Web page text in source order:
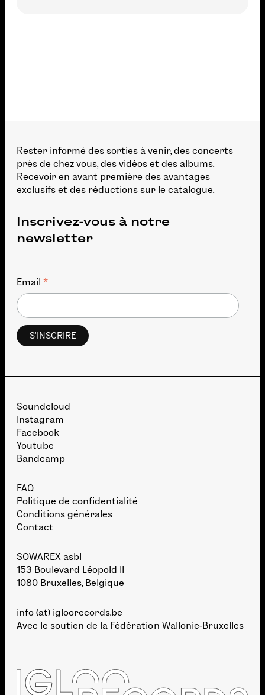
Rester informé des sorties à venir, des concerts
près de chez vous, des vidéos et des albums.
Recevoir en avant première des avantages
exclusifs et des réductions sur le catalogue.
Inscrivez-vous à notre
newsletter
Email *
Soundcloud
Instagram
Facebook
Youtube
Bandcamp
FAQ
Politique de confidentialité
Conditions générales
Contact
SOWAREX asbl
153 Boulevard Léopold II
1080 Bruxelles, Belgique
info (at) igloorecords.be
Avec le soutien de la Fédération Wallonie-Bruxelles